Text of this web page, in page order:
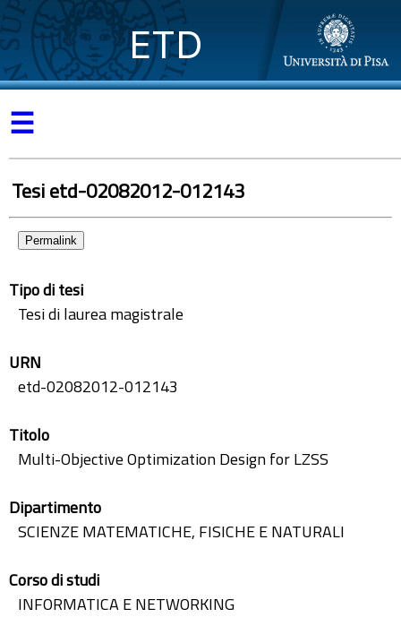
ETD
☰
Tesi etd-02082012-012143
Permalink
Tipo di tesi
Tesi di laurea magistrale
URN
etd-02082012-012143
Titolo
Multi-Objective Optimization Design for LZSS
Dipartimento
SCIENZE MATEMATICHE, FISICHE E NATURALI
Corso di studi
INFORMATICA E NETWORKING